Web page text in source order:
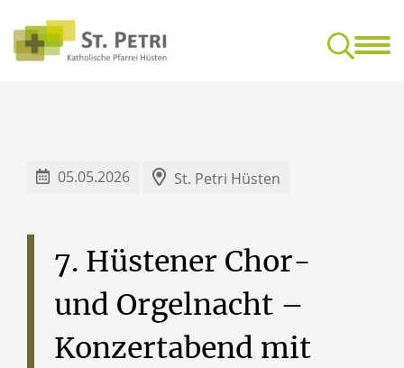
05.05.2026 St. Petri Hüsten
7. Hüstener Chor-
und Orgelnacht –
Konzertabend mit